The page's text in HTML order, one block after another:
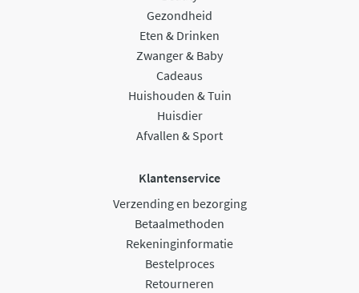
Gezondheid
Eten & Drinken
Zwanger & Baby
Cadeaus
Huishouden & Tuin
Huisdier
Afvallen & Sport
Klantenservice
Verzending en bezorging
Betaalmethoden
Rekeninginformatie
Bestelproces
Retourneren